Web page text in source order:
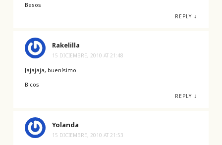
Besos
REPLY ↓
Rakelilla
15 DICIEMBRE, 2010 AT 21:48
Jajajaja, buenísimo.
Bicos
REPLY ↓
Yolanda
15 DICIEMBRE, 2010 AT 21:53